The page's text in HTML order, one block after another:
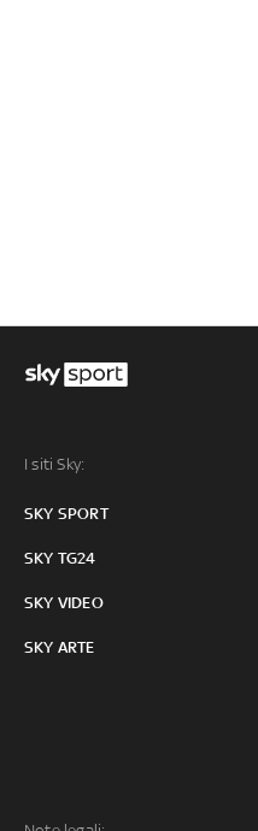
I siti Sky:
SKY SPORT
SKY TG24
SKY VIDEO
SKY ARTE